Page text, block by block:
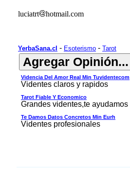
luciatrt hotmail.com
YerbaSana.cl - Esoterismo - Tarot
Videncia Del Amor Real Min Tuvidentecom
Videntes claros y rapidos
Tarot Fiable Y Economico
Grandes videntes,te ayudamos
Te Damos Datos Concretos Min Eurh
Videntes profesionales